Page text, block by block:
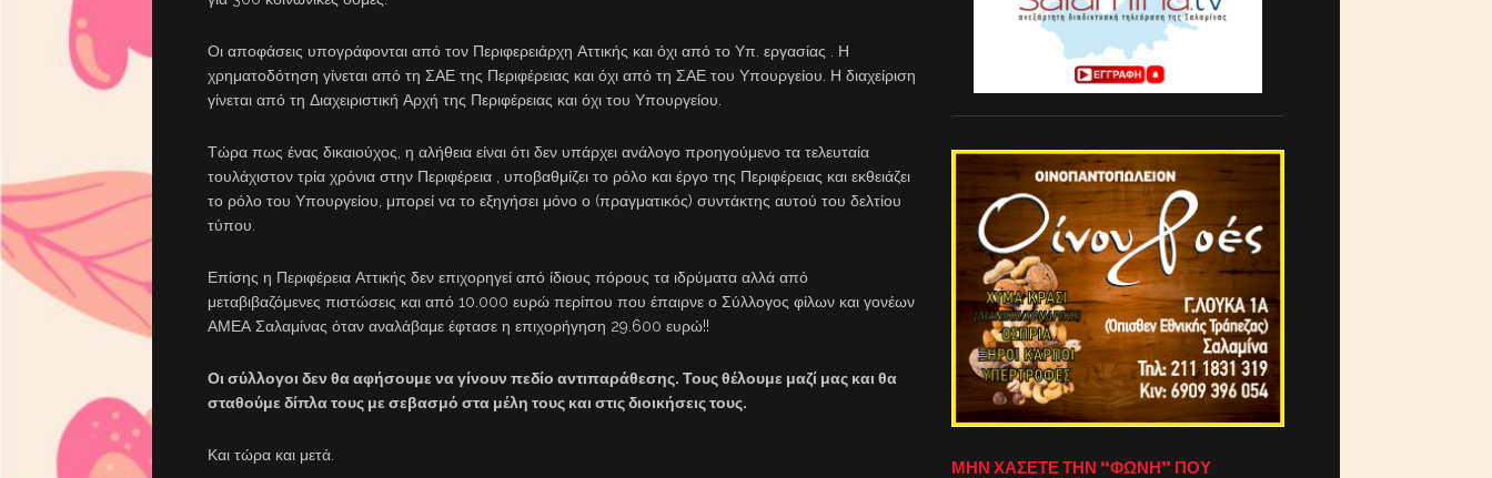
Οι αποφάσεις υπογράφονται από τον Περιφερειάρχη Αττικής και όχι από το Υπ. εργασίας . Η
χρηματοδότηση γίνεται από τη ΣΑΕ της Περιφέρειας και όχι από τη ΣΑΕ του Υπουργείου. Η διαχείριση
γίνεται από τη Διαχειριστική Αρχή της Περιφέρειας και όχι του Υπουργείου.
Τώρα πως ένας δικαιούχος, η αλήθεια είναι ότι δεν υπάρχει ανάλογο προηγούμενο τα τελευταία
τουλάχιστον τρία χρόνια στην Περιφέρεια , υποβαθμίζει το ρόλο και έργο της Περιφέρειας και εκθειάζει
το ρόλο του Υπουργείου, μπορεί να το εξηγήσει μόνο ο (πραγματικός) συντάκτης αυτού του δελτίου
τύπου.
Επίσης η Περιφέρεια Αττικής δεν επιχορηγεί από ίδιους πόρους τα ιδρύματα αλλά από
μεταβιβαζόμενες πιστώσεις και από 10.000 ευρώ περίπου που έπαιρνε ο Σύλλογος φίλων και γονέων
ΑΜΕΑ Σαλαμίνας όταν αναλάβαμε έφτασε η επιχορήγηση 29.600 ευρώ!!
Οι σύλλογοι δεν θα αφήσουμε να γίνουν πεδίο αντιπαράθεσης. Τους θέλουμε μαζί μας και θα
σταθούμε δίπλα τους με σεβασμό στα μέλη τους και στις διοικήσεις τους.
Και τώρα και μετά.
ΜΗΝ ΧΑΣΕΤΕ ΤΗΝ “ΦΩΝΗ” ΠΟΥ